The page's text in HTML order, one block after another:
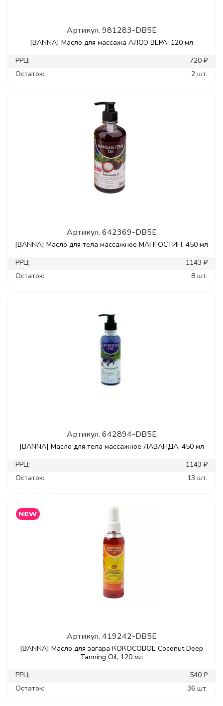
Артикул. 981283-DB5E
[BANNA] Масло для массажа АЛОЭ ВЕРА, 120 мл
РРЦ:
720 ₽
Остаток:
2 шт.
Артикул. 642369-DB5E
[BANNA] Масло для тела массажное МАНГОСТИН, 450 мл
РРЦ:
1143 ₽
Остаток:
8 шт.
Артикул. 642894-DB5E
[BANNA] Масло для тела массажное ЛАВАНДА, 450 мл
РРЦ:
1143 ₽
Остаток:
13 шт.
Артикул. 419242-DB5E
[BANNA] Масло для загара КОКОСОВОЕ Coconut Deep
Tanning Oil, 120 мл
РРЦ:
540 ₽
Остаток:
36 шт.